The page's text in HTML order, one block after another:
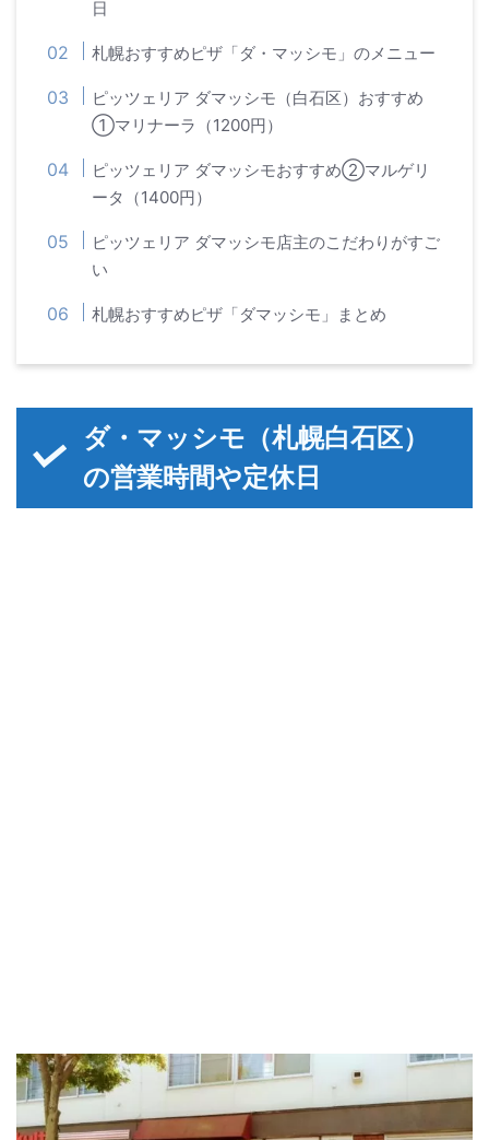
日
札幌おすすめピザ「ダ・マッシモ」のメニュー
ピッツェリア ダマッシモ（白石区）おすすめ
①マリナーラ（1200円）
ピッツェリア ダマッシモおすすめ②マルゲリ
ータ（1400円）
ピッツェリア ダマッシモ店主のこだわりがすご
い
札幌おすすめピザ「ダマッシモ」まとめ
ダ・マッシモ（札幌白石区）
の営業時間や定休日